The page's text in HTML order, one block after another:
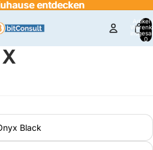
entdecken
entdecken
Artikel
0
Black